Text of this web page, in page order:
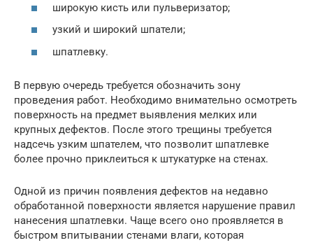
широкую кисть или пульверизатор;
узкий и широкий шпатели;
шпатлевку.
В первую очередь требуется обозначить зону
проведения работ. Необходимо внимательно осмотреть
поверхность на предмет выявления мелких или
крупных дефектов. После этого трещины требуется
надсечь узким шпателем, что позволит шпатлевке
более прочно приклеиться к штукатурке на стенах.
Одной из причин появления дефектов на недавно
обработанной поверхности является нарушение правил
нанесения шпатлевки. Чаще всего оно проявляется в
быстром впитывании стенами влаги, которая